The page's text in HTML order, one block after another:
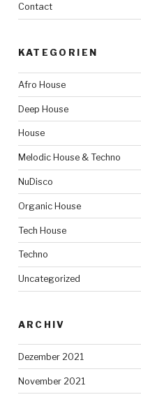
Contact
KATEGORIEN
Afro House
Deep House
House
Melodic House & Techno
NuDisco
Organic House
Tech House
Techno
Uncategorized
ARCHIV
Dezember 2021
November 2021